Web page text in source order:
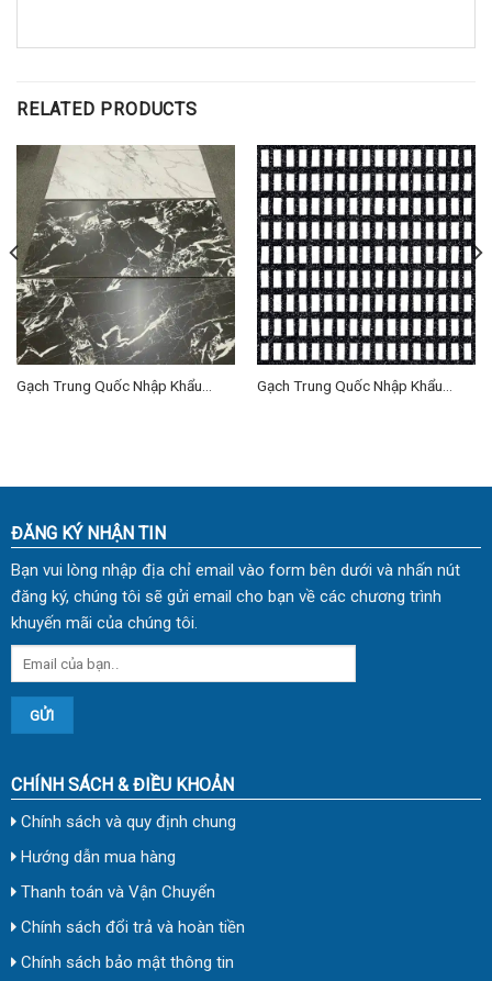
RELATED PRODUCTS
Gạch Trung Quốc Nhập Khẩu
Gạch Trung Quốc Nhập Khẩu
ĐĂNG KÝ NHẬN TIN
Bạn vui lòng nhập địa chỉ email vào form bên dưới và nhấn nút
đăng ký, chúng tôi sẽ gửi email cho bạn về các chương trình
khuyến mãi của chúng tôi.
CHÍNH SÁCH & ĐIỀU KHOẢN
Chính sách và quy định chung
Hướng dẫn mua hàng
Thanh toán và Vận Chuyển
Chính sách đổi trả và hoàn tiền
Chính sách bảo mật thông tin